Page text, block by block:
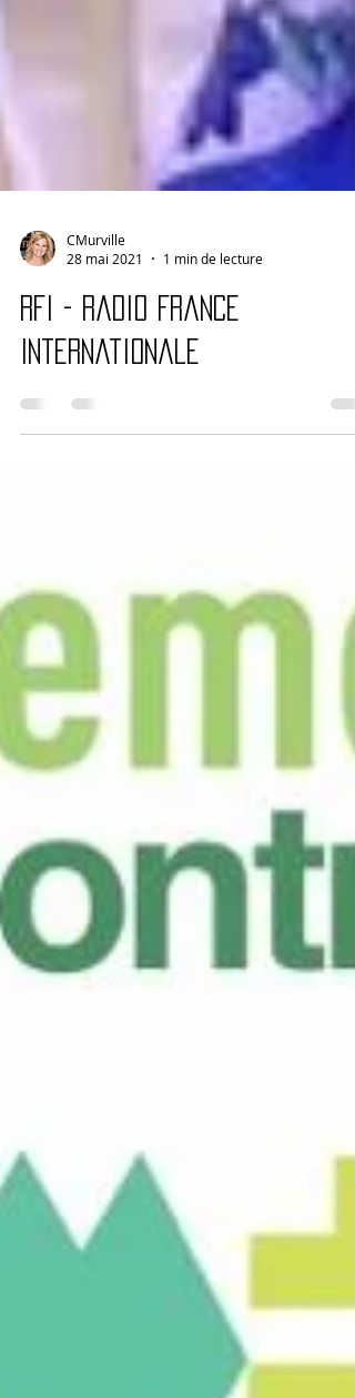
28 mai 2021
1 min de lecture
RFI - Radio France
Internationale